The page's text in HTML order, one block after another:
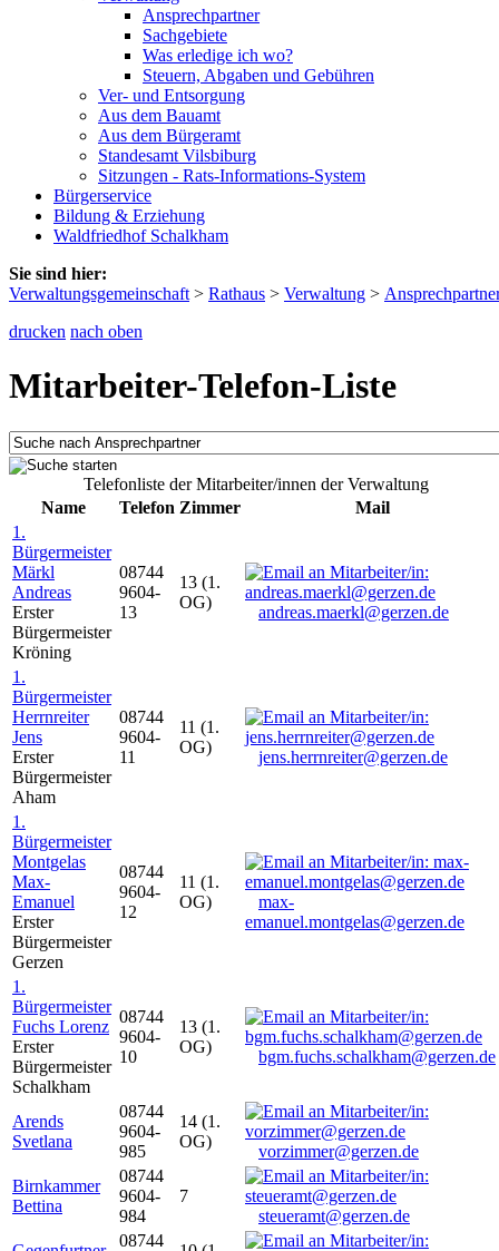
Ansprechpartner
Sachgebiete
Was erledige ich wo?
Steuern, Abgaben und Gebühren
Ver- und Entsorgung
Aus dem Bauamt
Aus dem Bürgeramt
Standesamt Vilsbiburg
Sitzungen - Rats-Informations-System
Bürgerservice
Bildung & Erziehung
Waldfriedhof Schalkham
Sie sind hier:
Verwaltungsgemeinschaft > Rathaus > Verwaltung >
drucken nach oben
Mitarbeiter-Telefon-Liste
Telefonliste der Mitarbeiter/innen der Verwaltung
Name
Telefon Zimmer
Mail
1.
Bürgermeister
Märkl
Andreas
Erster
Bürgermeister
Kröning
08744
9604-
13
13 (1.
OG)
andreas.maerkl@gerzen.de
1.
Bürgermeister
Herrnreiter
Jens
Erster
Bürgermeister
Aham
08744
9604-
11
11 (1.
OG)
jens.herrnreiter@gerzen.de
1.
Bürgermeister
Montgelas
Max-
Emanuel
Erster
Bürgermeister
Gerzen
08744
9604-
12
11 (1.
OG)
max-
emanuel.montgelas@gerzen.de
1.
Bürgermeister
Fuchs Lorenz
Erster
Bürgermeister
Schalkham
08744
9604-
10
13 (1.
OG)
bgm.fuchs.schalkham@gerzen.de
Arends
Svetlana
08744
9604-
985
14 (1.
OG)
vorzimmer@gerzen.de
Birnkammer
Bettina
08744
9604-
984
7
steueramt@gerzen.de
08744